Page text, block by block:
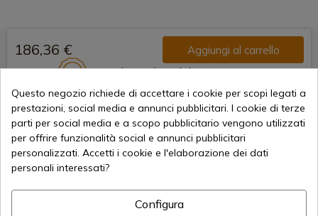
186,36 € Aggiungi al carrello
Vendita online dal 1998
Metodi di pagamento sicuri
Spedizioni Internazionali
Questo negozio richiede di accettare i cookie per scopi legati a
prestazioni, social media e annunci pubblicitari. I cookie di terze
parti per social media e a scopo pubblicitario vengono utilizzati
per offrire funzionalità social e annunci pubblicitari
personalizzati. Accetti i cookie e l'elaborazione dei dati
personali interessati?
Configura